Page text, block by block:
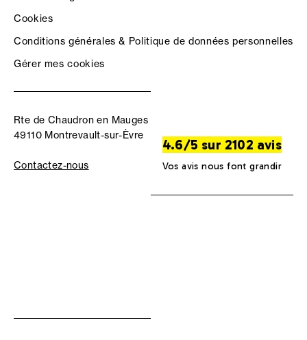
Cookies
Conditions générales & Politique de données personnelles
Gérer mes cookies
Rte de Chaudron en Mauges
49110 Montrevault-sur-Èvre
Contactez-nous
4.6/5 sur 2102 avis
Vos avis nous font grandir